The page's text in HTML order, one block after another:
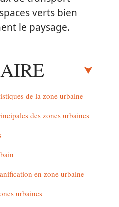
verts bien
le paysage.
de la zone urbaine
des zones urbaines
en zone urbaine
urbaines